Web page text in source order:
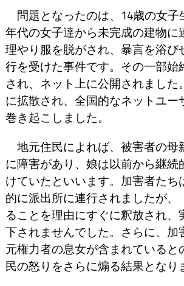
問題となったのは、14歳の女子
年代の女子達から未完成の建物に
理やり服を脱がされ、暴言を浴び
行を受けた事件です。その一部始
され、ネット上に公開されました
に拡散され、全国的なネットユー
巻き起こしました。
地元住民によれば、被害者の母
に障害があり、娘は以前から継続
けていたといいます。加害者たち
的に派出所に連行されましたが、
ることを理由にすぐに釈放され、
下されませんでした。さらに、加
元権力者の息女が含まれていると
民の怒りをさらに煽る結果となり